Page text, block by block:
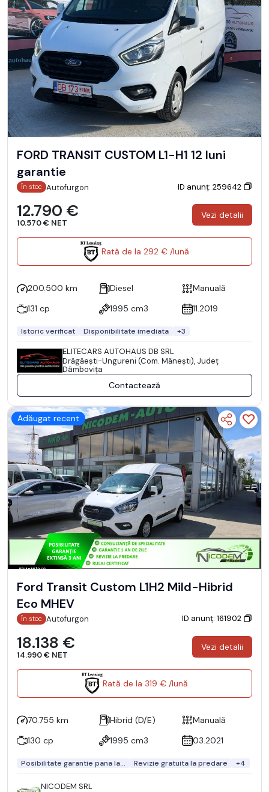
FORD TRANSIT CUSTOM L1-H1 12 luni
garantie
În stoc Autofurgon ID anunț: 259642
12.790 €
10.570 € NET
Vezi detalii
Rată de la 292 € /lună
200.500 km Diesel
Manuală
131 cp
1995 cm3 11.2019
Istoric verificat Disponibilitate imediata +3
ELITECARS AUTOHAUS DB SRL
Drăgăeşti-Ungureni (Com. Măneşti), Județ
Dâmboviţa
Contactează
Adăugat recent
Ford Transit Custom L1H2 Mild-Hibrid
Eco MHEV
În stoc Autofurgon ID anunț: 161902
18.138 €
14.990 € NET
Vezi detalii
Rată de la 319 € /lună
70.755 km Hibrid (D/E)
Manuală
130 cp
1995 cm3 03.2021
Posibilitate garantie pana la... Revizie gratuita la predare +4
NICODEM SRL